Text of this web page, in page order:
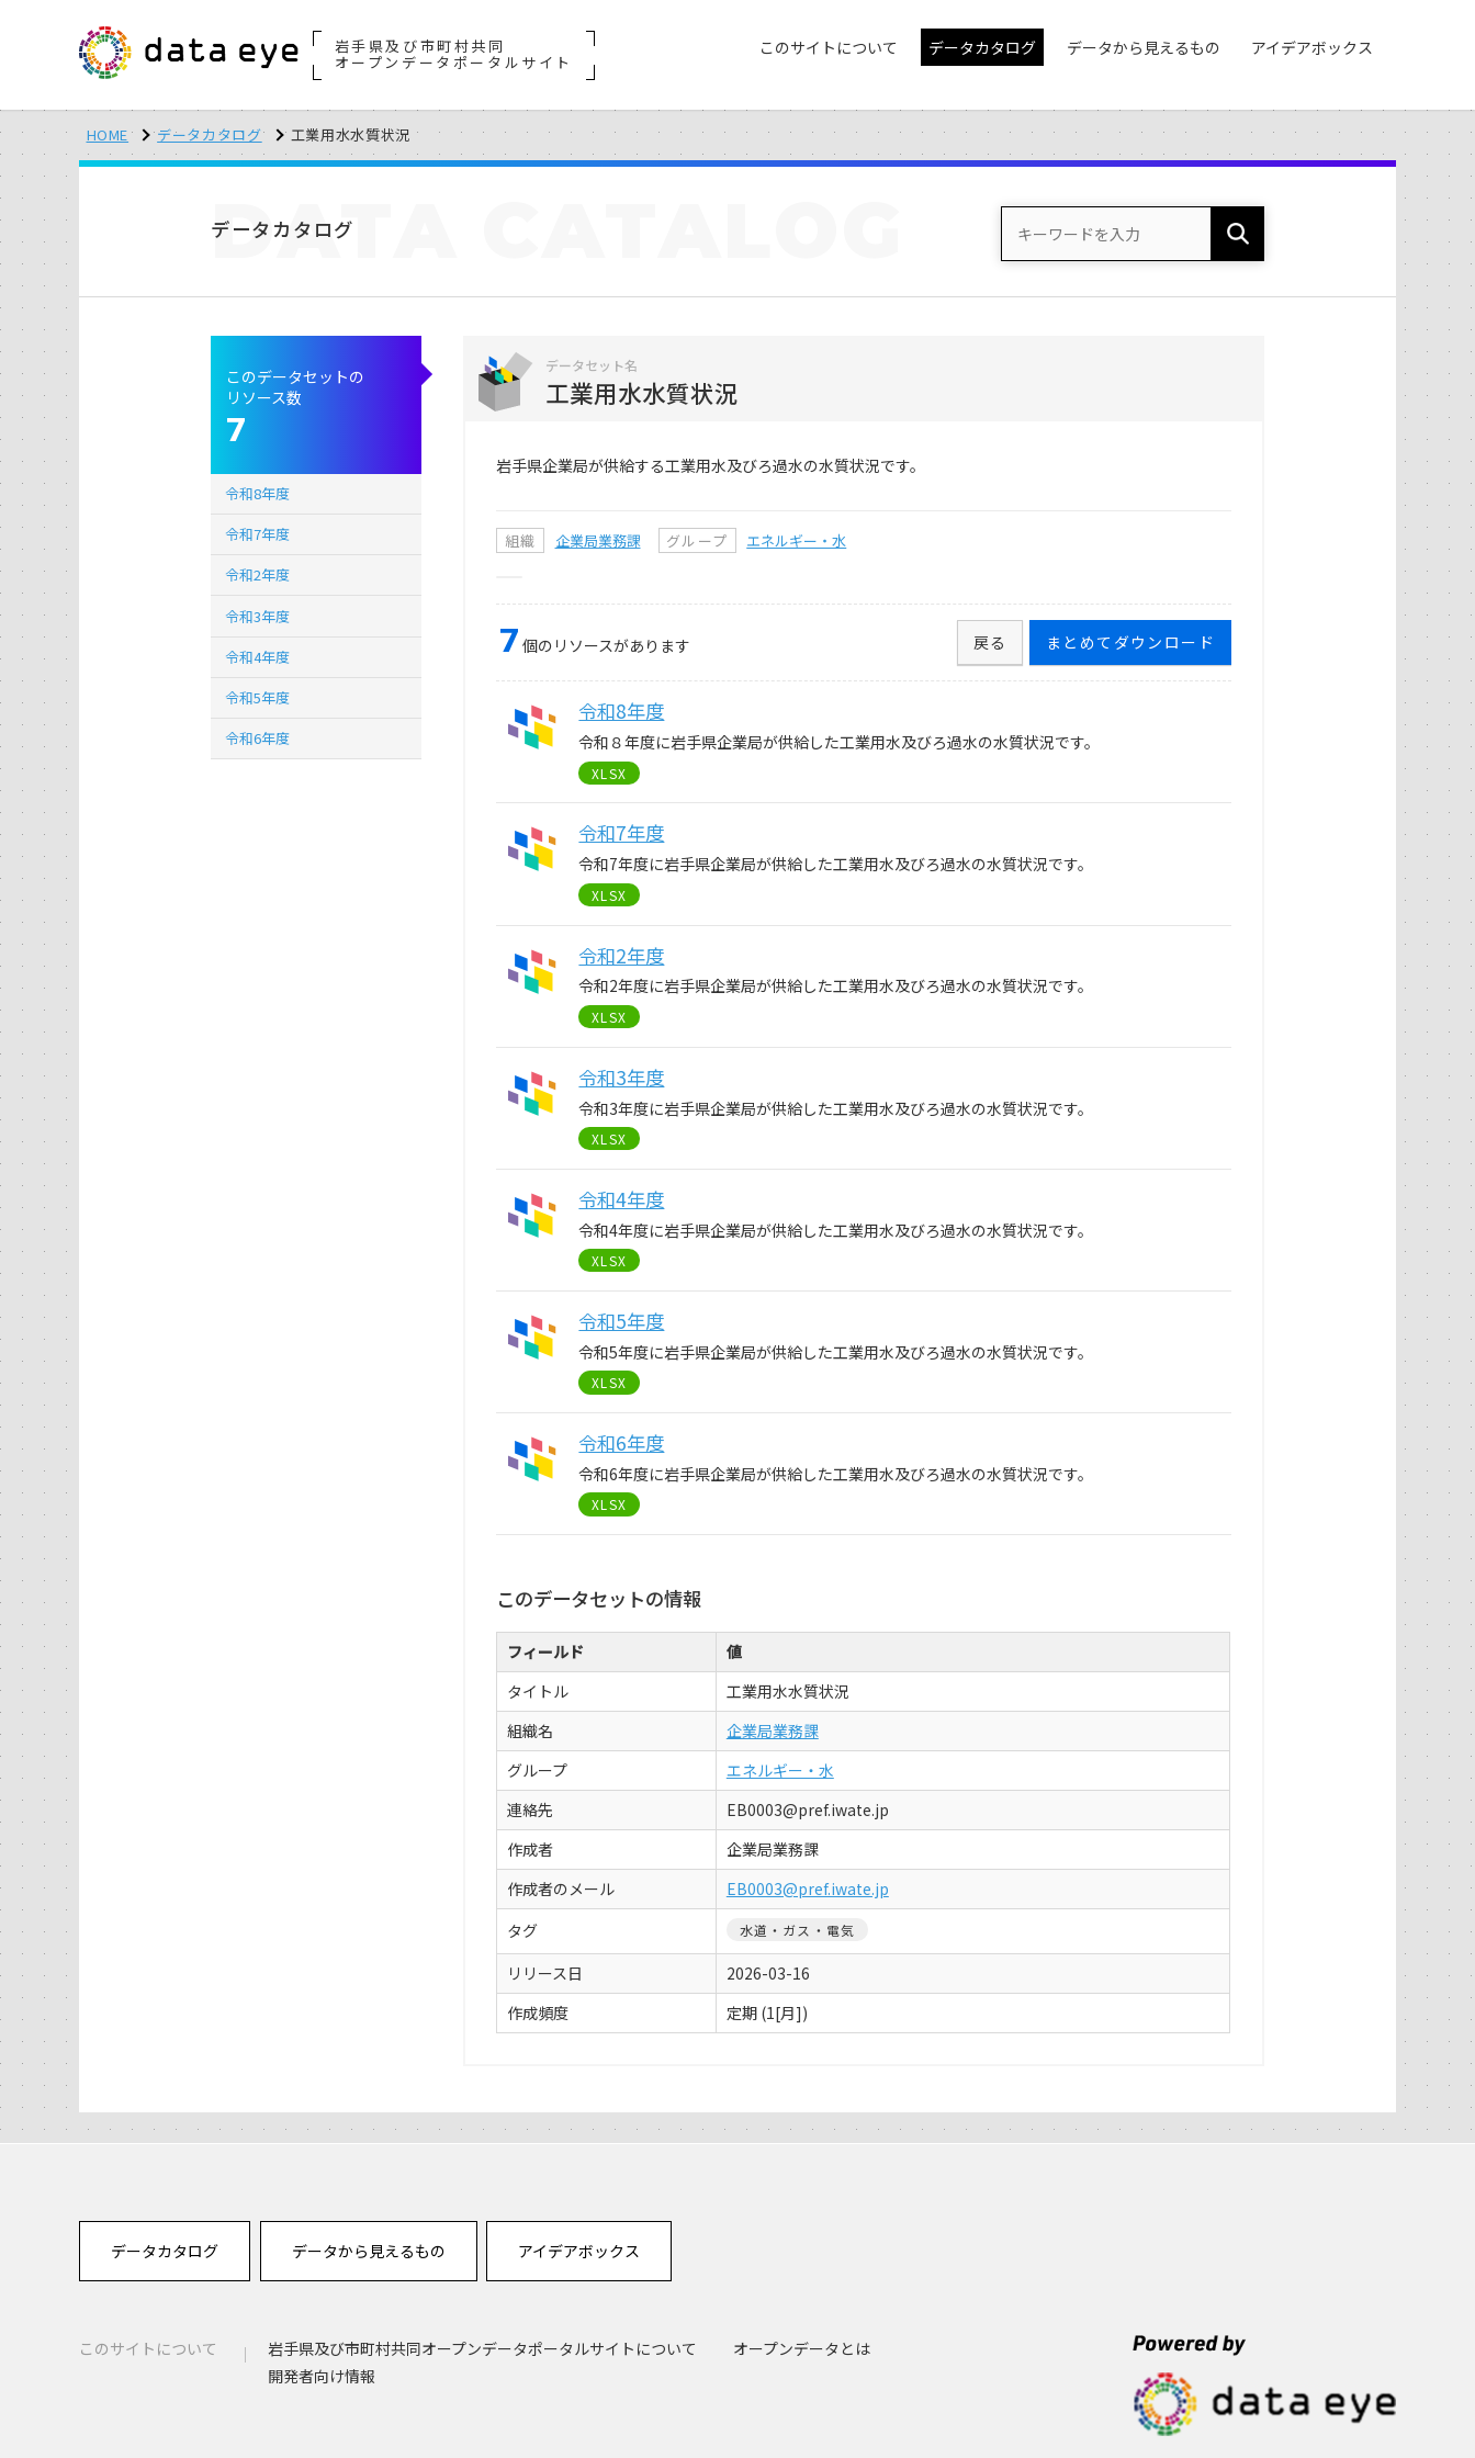
岩手県及び市町村共同
オープンデータポータルサイト
このサイトについて データカタログ データから見えるもの アイデアボックス
HOME データカタログ 工業用水水質状況
データカタログ
DATA
データセット名
工業用水水質状況
岩手県企業局が供給する工業用水及びろ過水の水質状況です。
組織 企業局業務課 グループ エネルギー・水
7 個のリソースがあります まとめてダウンロード
戻る
令和8年度
令和８年度に岩手県企業局が供給した工業用水及びろ過水の水質状況です。
XLSX
令和7年度
令和7年度に岩手県企業局が供給した工業用水及びろ過水の水質状況です。
XLSX
令和2年度
令和2年度に岩手県企業局が供給した工業用水及びろ過水の水質状況です。
XLSX
令和3年度
令和3年度に岩手県企業局が供給した工業用水及びろ過水の水質状況です。
XLSX
令和4年度
令和4年度に岩手県企業局が供給した工業用水及びろ過水の水質状況です。
XLSX
令和5年度
令和5年度に岩手県企業局が供給した工業用水及びろ過水の水質状況です。
XLSX
令和6年度
令和6年度に岩手県企業局が供給した工業用水及びろ過水の水質状況です。
XLSX
このデータセットの情報
フィールド
値
タイトル
工業用水水質状況
組織名
企業局業務課
グループ
エネルギー・水
連絡先
EB0003@pref.iwate.jp
作成者
企業局業務課
作成者のメール
EB0003@pref.iwate.jp
タグ
水道・ガス・電気
リリース日
2026-03-16
作成頻度
定期 (1[月])
このデータセットの
リソース数
7
令和8年度
令和7年度
令和2年度
令和3年度
令和4年度
令和5年度
令和6年度
データカタログ データから見えるもの アイデアボックス
このサイトについて 岩手県及び市町村共同オープンデータポータルサイトについて
オープンデータとは
開発者向け情報